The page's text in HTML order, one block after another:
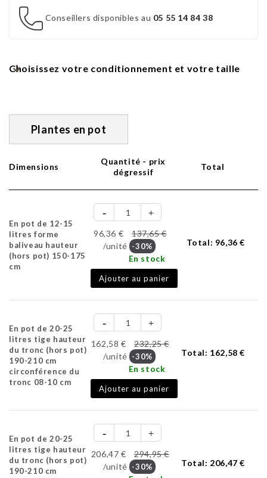
Conseillers disponibles au 05 55 14 84 38
Choisissez votre conditionnement et votre taille
Plantes en pot
Dimensions
Quantité - prix
dégressif
Total
En pot de 12-15
litres forme
baliveau hauteur
(hors pot) 150-175
cm
96,36 €
137,65 €
/unité -30%
En stock
Ajouter au panier
Total: 96,36 €
En pot de 20-25
litres tige hauteur
du tronc (hors pot)
190-210 cm
circonférence du
tronc 08-10 cm
162,58 €
232,25 €
/unité -30%
En stock
Ajouter au panier
Total: 162,58 €
En pot de 20-25
litres tige hauteur
du tronc (hors pot)
190-210 cm
206,47 €
294,95 €
/unité -30% Total: 206,47 €